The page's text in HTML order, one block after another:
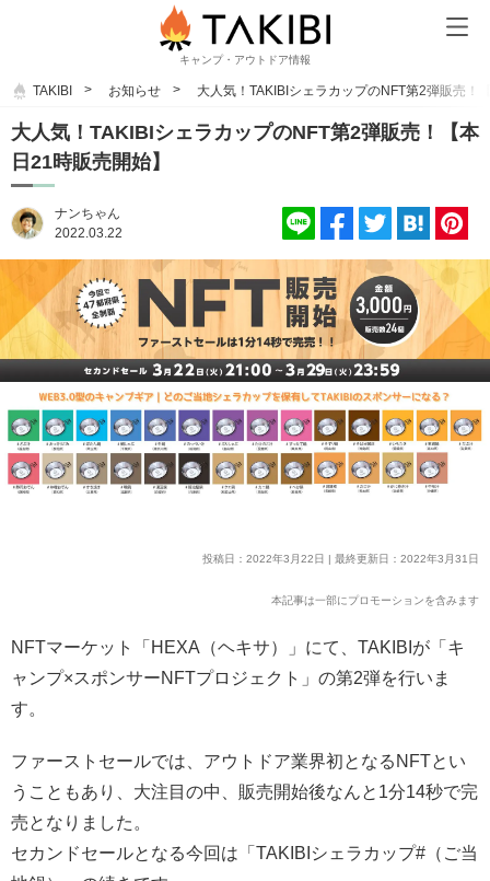
キャンプ・アウトドア情報
TAKIBI お知らせ 大人気！TAKIBIシェラカップのNFT第2弾販売！
大人気！TAKIBIシェラカップのNFT第2弾販売！【本
日21時販売開始】
ナンちゃん
2022.03.22
投稿日：2022年3月22日 | 最終更新日：2022年3月31日
本記事は一部にプロモーションを含みます
NFTマーケット「HEXA（ヘキサ）」にて、TAKIBIが「キ
ャンプ×スポンサーNFTプロジェクト」の第2弾を行いま
す。
ファーストセールでは、アウトドア業界初となるNFTとい
うこともあり、大注目の中、販売開始後なんと1分14秒で完
売となりました。
セカンドセールとなる今回は「TAKIBIシェラカップ#（ご当